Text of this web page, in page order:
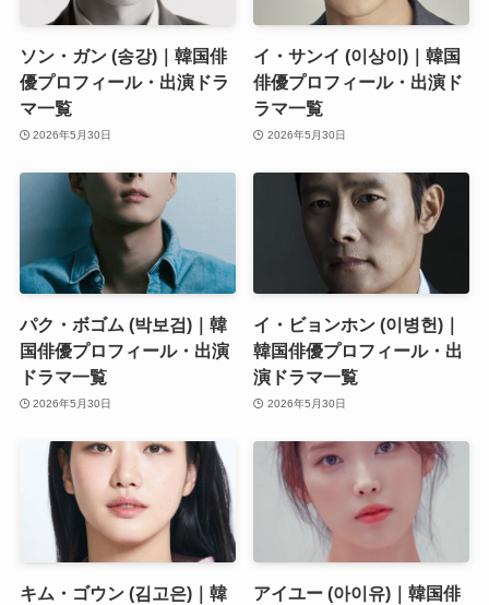
ソン・ガン (송강)｜韓国俳
優プロフィール・出演ドラ
マ一覧
2026年5月30日
イ・サンイ (이상이)｜韓国
俳優プロフィール・出演ド
ラマ一覧
2026年5月30日
パク・ボゴム (박보검)｜韓
国俳優プロフィール・出演
ドラマ一覧
2026年5月30日
イ・ビョンホン (이병헌)｜
韓国俳優プロフィール・出
演ドラマ一覧
2026年5月30日
キム・ゴウン (김고은)｜韓
アイユー (아이유)｜韓国俳